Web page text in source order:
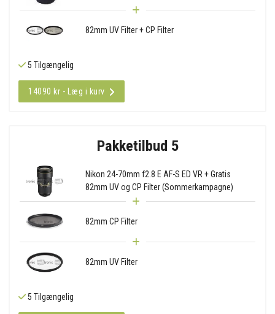
82mm UV Filter + CP Filter
5 Tilgængelig
14090 kr - Læg i kurv
Pakketilbud 5
Nikon 24-70mm f2.8 E AF-S ED VR + Gratis
82mm UV og CP Filter (Sommerkampagne)
82mm CP Filter
82mm UV Filter
5 Tilgængelig